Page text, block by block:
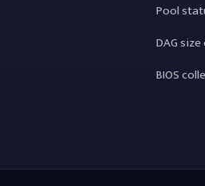
Pool
DAG
BIOS